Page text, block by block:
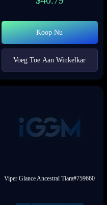
Koop Nu
Voeg Toe Aan Winkelkar
Viper Glance Ancestral Tiara#759660